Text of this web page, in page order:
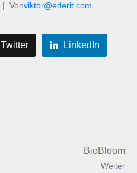
Vonviktor@ederit.com
Twitter LinkedIn
BioBloom
Weiter